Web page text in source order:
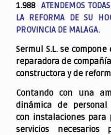
1.988ATENDEMOS
LA REFORMA DE SU
PROVINCIA DE MALAGA.
Sermul S.L. se
reparadora de
constructora y de
Contando con una
dinámica de personal
con instalaciones para
servicios necesarios